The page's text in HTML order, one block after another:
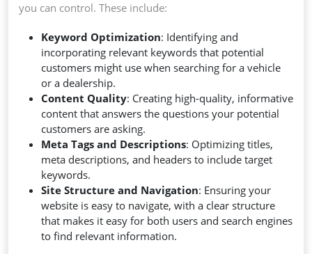
you can control. These include:
Keyword Optimization: Identifying and
incorporating relevant keywords that potential
customers might use when searching for a vehicle
or a dealership.
Content Quality: Creating high-quality, informative
content that answers the questions your potential
customers are asking.
Meta Tags and Descriptions: Optimizing titles,
meta descriptions, and headers to include target
keywords.
Site Structure and Navigation: Ensuring your
website is easy to navigate, with a clear structure
that makes it easy for both users and search engines
to find relevant information.